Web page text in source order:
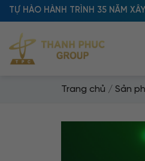
Skip
to
content
TỰ HÀO HÀNH TRÌNH 35 NĂM
Trang chủ / Sản